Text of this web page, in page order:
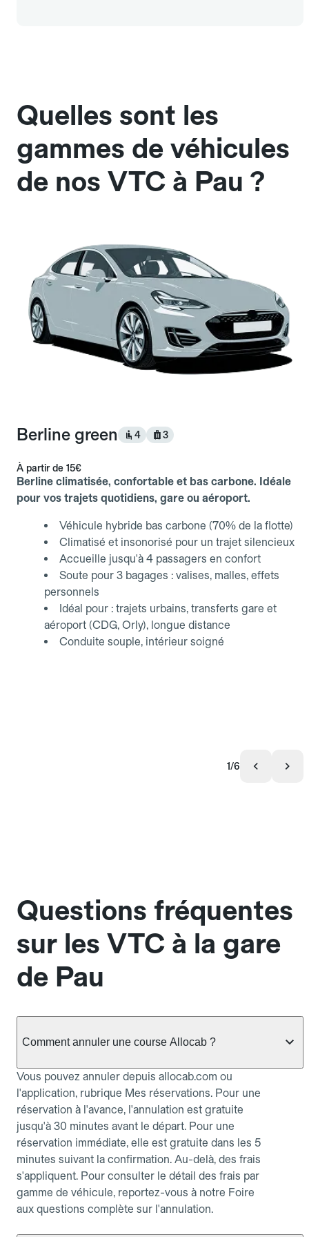
Quelles sont les
gammes de véhicules
de nos VTC à Pau ?
Berline green 4 3
À partir de 15€
Berline climatisée, confortable et bas carbone. Idéale
pour vos trajets quotidiens, gare ou aéroport.
Véhicule hybride bas carbone (70% de la flotte)
Climatisé et insonorisé pour un trajet silencieux
Accueille jusqu'à 4 passagers en confort
Soute pour 3 bagages : valises, malles, effets
personnels
Idéal pour : trajets urbains, transferts gare et
aéroport (CDG, Orly), longue distance
Conduite souple, intérieur soigné
1/6
Questions fréquentes
sur les VTC à la gare
de Pau
Comment annuler une course Allocab ?
Vous pouvez annuler depuis allocab.com ou
l'application, rubrique Mes réservations. Pour une
réservation à l'avance, l'annulation est gratuite
jusqu'à 30 minutes avant le départ. Pour une
réservation immédiate, elle est gratuite dans les 5
minutes suivant la confirmation. Au-delà, des frais
s'appliquent. Pour consulter le détail des frais par
gamme de véhicule, reportez-vous à notre Foire
aux questions complète sur l'annulation.